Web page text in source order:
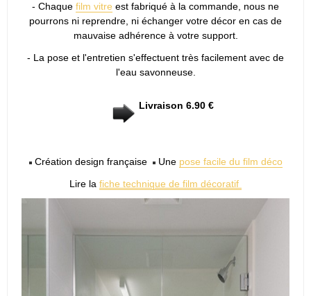
- Chaque film vitre est fabriqué à la commande, nous ne
pourrons ni reprendre, ni échanger votre décor en cas de
mauvaise adhérence à votre support.
- La pose et l'entretien s'effectuent très facilement avec de
l'eau savonneuse.
Livraison 6.90 €
Création design française Une pose facile du film déco
Lire la fiche technique de film décoratif